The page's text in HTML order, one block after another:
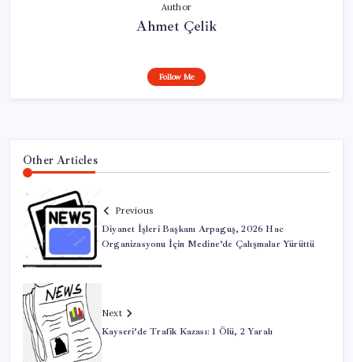
Author
Ahmet Çelik
Follow Me
Other Articles
Previous
Diyanet İşleri Başkanı Arpaguş, 2026 Hac
Organizasyonu İçin Medine’de Çalışmalar Yürüttü
Next
Kayseri’de Trafik Kazası: 1 Ölü, 2 Yaralı